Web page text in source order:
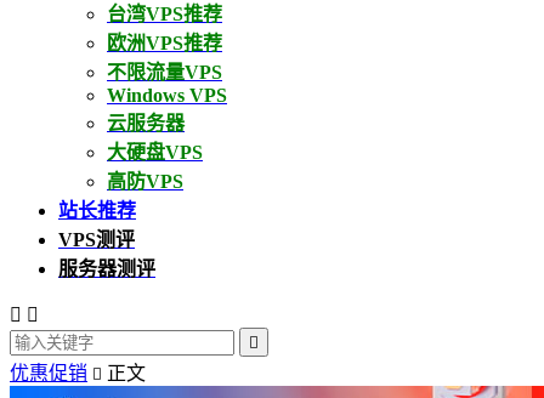
台湾VPS推荐
欧洲VPS推荐
不限流量VPS
Windows VPS
云服务器
大硬盘VPS
高防VPS
站长推荐
VPS测评
服务器测评
 

优惠促销  正文